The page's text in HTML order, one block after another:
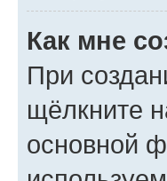
Как мне
При
щёлкните
основной